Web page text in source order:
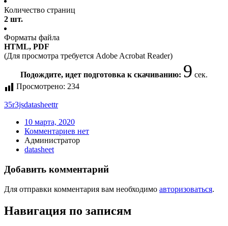
Количество страниц
2 шт.
Форматы файла
HTML, PDF
(Для просмотра требуется Adobe Acrobat Reader)
Подождите, идет подготовка к скачиванию: 9 сек.
Просмотрено: 234
35r3jsdatasheettr
10 марта, 2020
Комментариев нет
Администратор
datasheet
Добавить комментарий
Для отправки комментария вам необходимо авторизоваться.
Навигация по записям